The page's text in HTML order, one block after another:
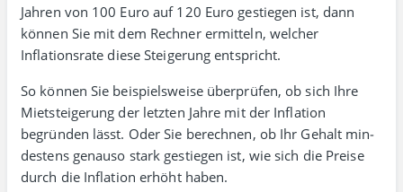
Jahren von 100 Euro auf 120 Euro gestiegen ist, dann
können Sie mit dem Rechner ermitteln, welcher
Inflations­rate diese Steigerung entspricht.
So können Sie beispiels­weise über­prüfen, ob sich Ihre
Miet­stei­gerung der letzten Jahre mit der Inflation
begründen lässt. Oder Sie berechnen, ob Ihr Gehalt min­
destens genauso stark gestie­gen ist, wie sich die Preise
durch die Inflation erhöht haben.